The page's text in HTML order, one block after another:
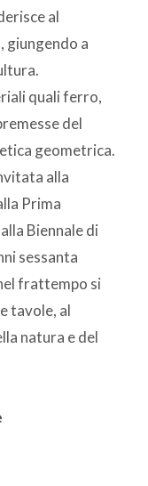
al
giungendo a
quali ferro,
del
geometrica.
alla
Prima
Biennale di
sessanta
frattempo si
tavole, al
natura e del